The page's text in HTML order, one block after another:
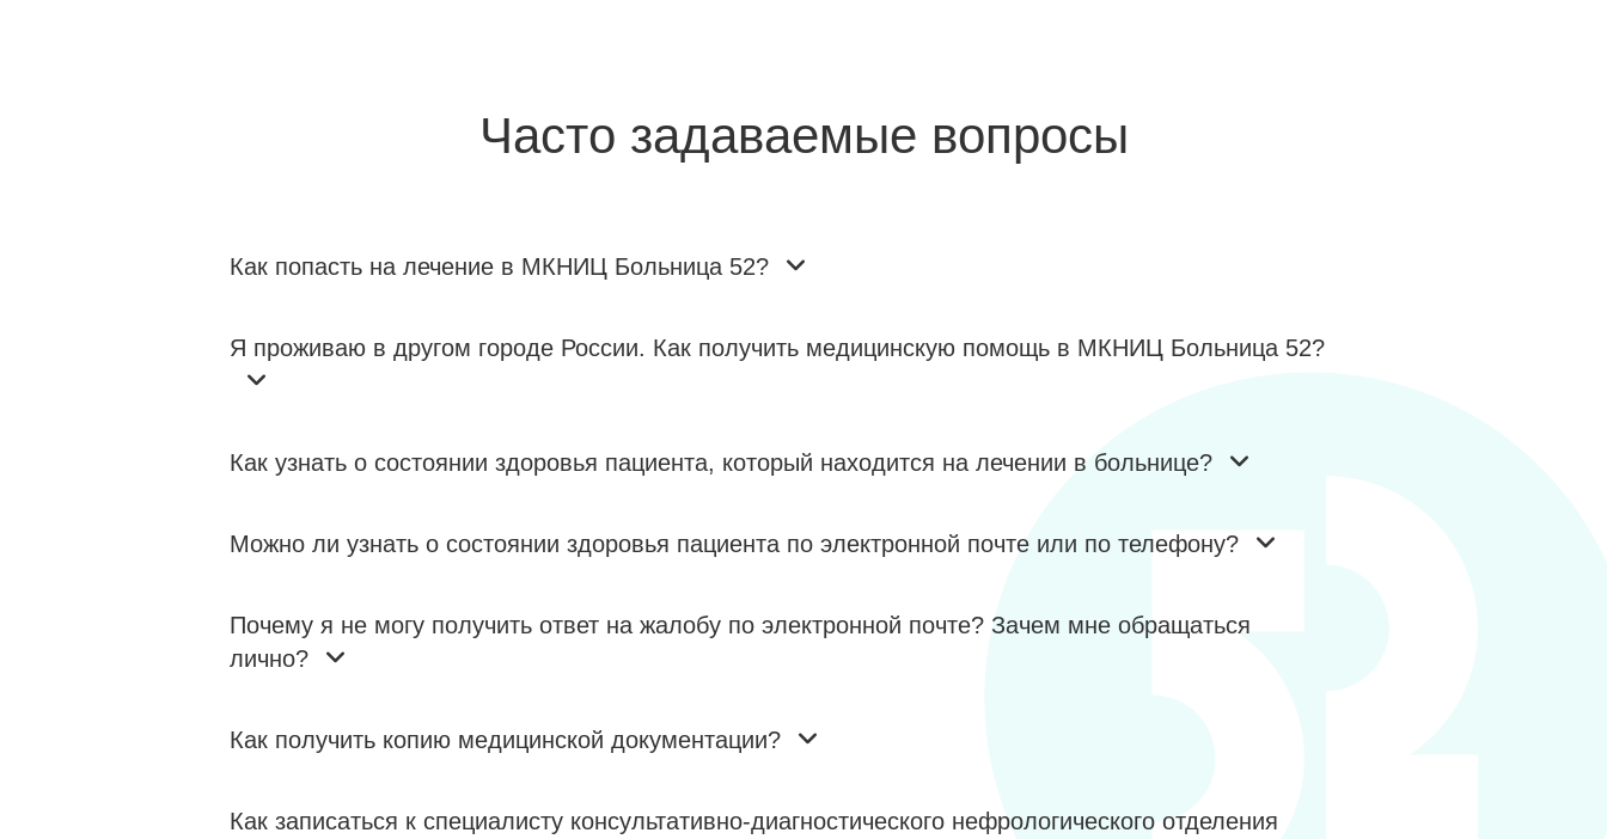
Часто задаваемые вопросы
Как попасть на лечение в МКНИЦ Больница 52?
Я проживаю в другом городе России. Как получить медицинскую помощь в МКНИЦ Больница 52?
Как узнать о состоянии здоровья пациента, который находится на лечении в больнице?
Можно ли узнать о состоянии здоровья пациента по электронной почте или по телефону?
Почему я не могу получить ответ на жалобу по электронной почте? Зачем мне обращаться
лично?
Как получить копию медицинской документации?
Как записаться к специалисту консультативно-диагностического нефрологического отделения